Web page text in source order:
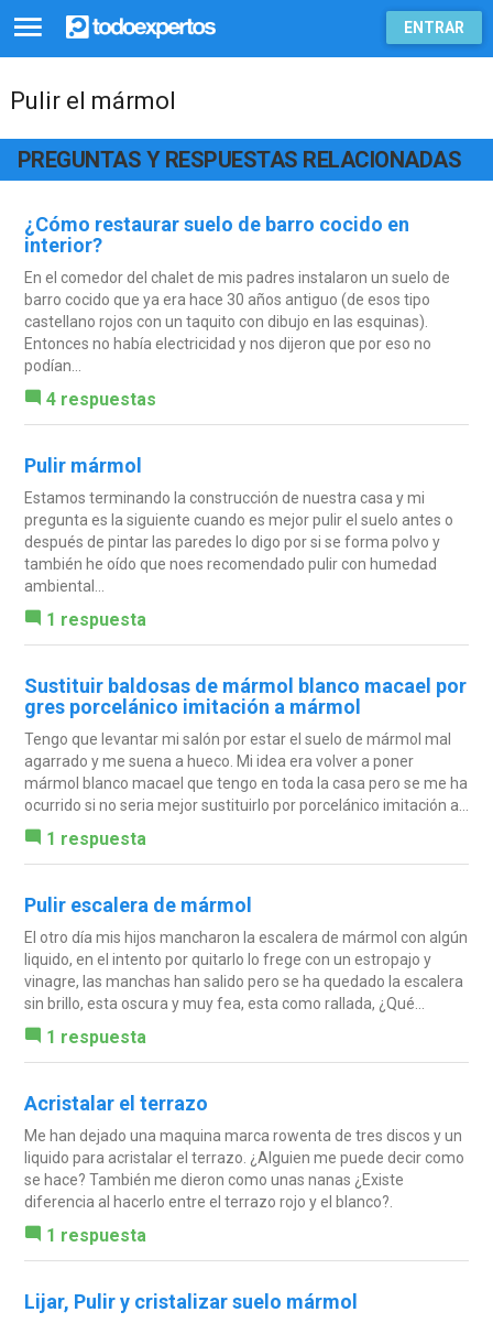
ENTRAR
Pulir el mármol
PREGUNTAS Y RESPUESTAS RELACIONADAS
¿Cómo restaurar suelo de barro cocido en
interior?
En el comedor del chalet de mis padres instalaron un suelo de
barro cocido que ya era hace 30 años antiguo (de esos tipo
castellano rojos con un taquito con dibujo en las esquinas).
Entonces no había electricidad y nos dijeron que por eso no
podían...
4 respuestas
Pulir mármol
Estamos terminando la construcción de nuestra casa y mi
pregunta es la siguiente cuando es mejor pulir el suelo antes o
después de pintar las paredes lo digo por si se forma polvo y
también he oído que noes recomendado pulir con humedad
ambiental...
1 respuesta
Sustituir baldosas de mármol blanco macael por
gres porcelánico imitación a mármol
Tengo que levantar mi salón por estar el suelo de mármol mal
agarrado y me suena a hueco. Mi idea era volver a poner
mármol blanco macael que tengo en toda la casa pero se me ha
ocurrido si no seria mejor sustituirlo por porcelánico imitación a...
1 respuesta
Pulir escalera de mármol
El otro día mis hijos mancharon la escalera de mármol con algún
liquido, en el intento por quitarlo lo frege con un estropajo y
vinagre, las manchas han salido pero se ha quedado la escalera
sin brillo, esta oscura y muy fea, esta como rallada, ¿Qué...
1 respuesta
Acristalar el terrazo
Me han dejado una maquina marca rowenta de tres discos y un
liquido para acristalar el terrazo. ¿Alguien me puede decir como
se hace? También me dieron como unas nanas ¿Existe
diferencia al hacerlo entre el terrazo rojo y el blanco?.
1 respuesta
Lijar, Pulir y cristalizar suelo mármol